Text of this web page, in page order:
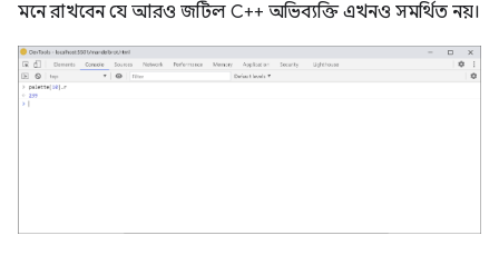
মনে রাখবেন যে আরও জটিল C++ অভিব্যক্তি এখনও সমর্থিত নয়।